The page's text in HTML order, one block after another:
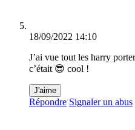
18/09/2022 14:10
J’ai vue tout les harry
c’était 😎 cool !
J'aime
Répondre Signaler un abus